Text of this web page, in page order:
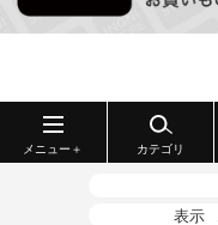
メニュー＋ カテゴリ
表示